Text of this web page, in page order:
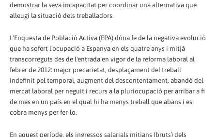
demostrar la seva incapacitat per coordinar una alternativa que
alleugi la situació dels treballadors.
L'Enquesta de Població Activa (EPA) dóna fe de la negativa evolució
que ha sofert l'ocupació a Espanya en els quatre anys i mitjà
transcorreguts des de l'entrada en vigor de la reforma laboral al
febrer de 2012: major precarietat, desplaçament del treball
indefinit pel temporal, augment del descontentament, abandó del
mercat laboral per neguit i recurs a la pluriocupació per arribar a fi
de mes en un país en el qual hi ha menys treball que abans i es
cobra menys per fer-lo.
En aquest període, els ingressos salarials mitjans (bruts) dels